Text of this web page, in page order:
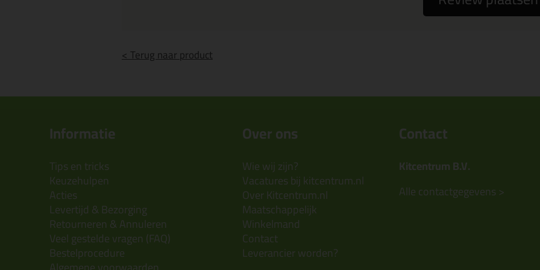
< Terug naar product
Informatie
Tips en tricks
Keuzehulpen
Acties
Levertijd & Bezorging
Retourneren & Annuleren
Veel gestelde vragen (FAQ)
Bestelprocedure
Over ons
Wie wij zijn?
Vacatures bij kitcentrum.nl
Over Kitcentrum.nl
Maatschappelijk
Winkelmand
Contact
Leverancier worden?
Contact
Kitcentrum B.V.
Alle contactgegevens >